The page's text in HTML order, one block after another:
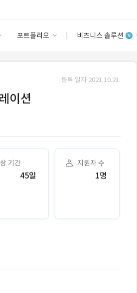
포트폴리오 비즈니스 솔루션
안심 코드 케어
등록 일자 2021.10.21.
이션
기간
45일
지원자 수
1명